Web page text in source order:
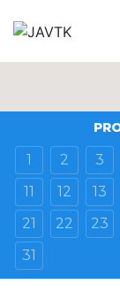
1 2 3
11
12 13
21
22 23
31